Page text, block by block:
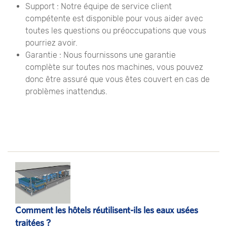
Support : Notre équipe de service client
compétente est disponible pour vous aider avec
toutes les questions ou préoccupations que vous
pourriez avoir.
Garantie : Nous fournissons une garantie
complète sur toutes nos machines, vous pouvez
donc être assuré que vous êtes couvert en cas de
problèmes inattendus.
Comment les hôtels réutilisent-ils les eaux usées
traitées ?